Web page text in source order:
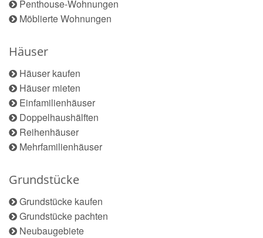
Penthouse-Wohnungen
Möblierte Wohnungen
Häuser
Häuser kaufen
Häuser mieten
Einfamilienhäuser
Doppelhaushälften
Reihenhäuser
Mehrfamilienhäuser
Grundstücke
Grundstücke kaufen
Grundstücke pachten
Neubaugebiete